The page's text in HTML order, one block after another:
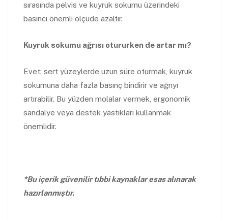
sırasında pelvis ve kuyruk sokumu üzerindeki
basıncı önemli ölçüde azaltır.
Kuyruk sokumu ağrısı otururken de artar mı?
Evet; sert yüzeylerde uzun süre oturmak, kuyruk
sokumuna daha fazla basınç bindirir ve ağrıyı
artırabilir. Bu yüzden molalar vermek, ergonomik
sandalye veya destek yastıkları kullanmak
önemlidir.
*Bu içerik güvenilir tıbbi kaynaklar esas alınarak
hazırlanmıştır.